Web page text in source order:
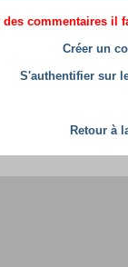
commentaires il
Créer un
S'authentifier sur
Retour à